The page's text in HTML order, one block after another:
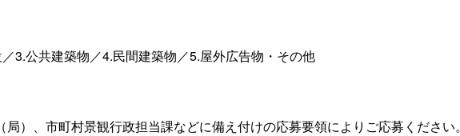
3.公共建築物／4.民間建築物／5.屋外広告物・その他
）、市町村景観行政担当課などに備え付けの応募要領によりご応募ください。